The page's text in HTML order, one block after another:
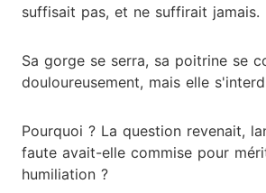
suffisait pas, et ne suffirait jamais.
Sa gorge se serra, sa poitrine se
douloureusement, mais elle
Pourquoi ? La question revenait,
faute avait-elle commise pour
humiliation ?